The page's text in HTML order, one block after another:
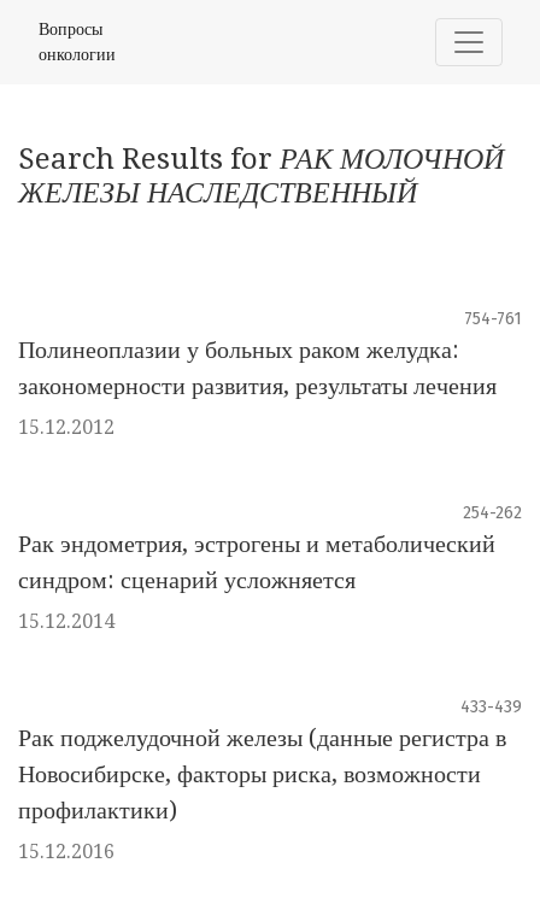
Вопросы
онкологии
Search Results for РАК МОЛОЧНОЙ
ЖЕЛЕЗЫ НАСЛЕДСТВЕННЫЙ
754-761
Полинеоплазии у больных раком желудка:
закономерности развития, результаты лечения
15.12.2012
254-262
Рак эндометрия, эстрогены и метаболический
синдром: сценарий усложняется
15.12.2014
433-439
Рак поджелудочной железы (данные регистра в
Новосибирске, факторы риска, возможности
профилактики)
15.12.2016